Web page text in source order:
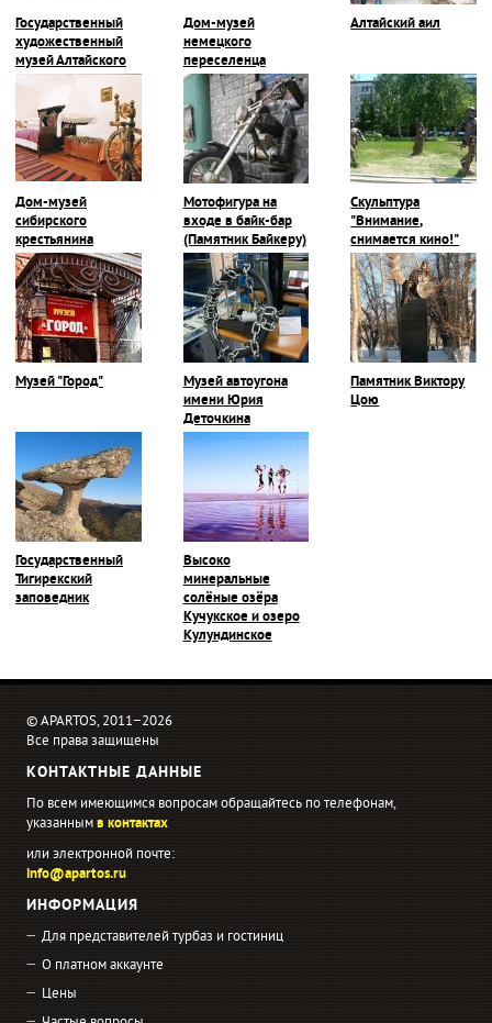
Государственный
художественный
музей Алтайского
края, г. Барнаул
Дом-музей
немецкого
переселенца
Алтайский аил
Дом-музей
сибирского
крестьянина
Мотофигура на
входе в байк-бар
(Памятник Байкеру)
Скульптура
"Внимание,
снимается кино!"
Музей "Город"
Музей автоугона
имени Юрия
Деточкина
Памятник Виктору
Цою
Государственный
Тигирекский
заповедник
Высоко
минеральные
солёные озёра
Кучукское и озеро
Кулундинское
© APARTOS, 2011−2026
Все права защищены
КОНТАКТНЫЕ ДАННЫЕ
По всем имеющимся вопросам обращайтесь по телефонам,
указаннымв контактах
или электронной почте:
info@apartos.ru
ИНФОРМАЦИЯ
Для представителей турбаз и гостиниц
О платном аккаунте
Цены